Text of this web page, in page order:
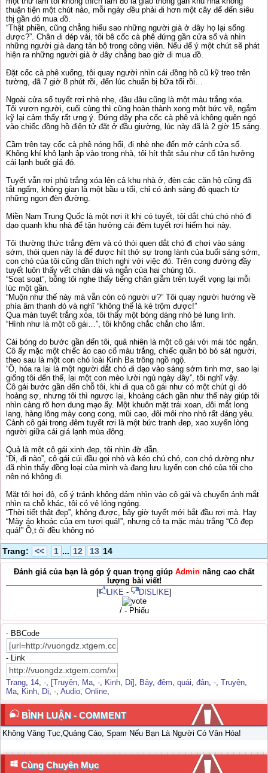
thuận tiện một chút nào, mỗi ngày đều phải đi hơn một cây để đến siêu
thị gần đó mua đồ.
“Thật phiền, cũng chẳng hiểu sao những người già ở đây họ lại sống
được?”. Chân đi dép vải, tôi bê cốc cà phê đứng gần cửa sổ và nhìn
những người già đang tản bộ trong công viên. Nếu để ý một chút sẽ phát
hiện ra những người già ở đây chẳng bao giờ đi mua đồ.
Đặt cốc cà phê xuống, tôi quay người nhìn cái đồng hồ cũ kỹ treo trên
tường, đã 7 giờ 8 phút rồi, đến lúc chuẩn bị bữa tối rồi…
Ngoài cửa sổ tuyết rơi nhè nhẹ, đâu đâu cũng là một màu trắng xóa.
Tôi vươn người, cuối cùng thì cũng hoàn thành xong một bức vẽ, ngắm
kỹ lại cảm thấy rất ưng ý. Đứng dậy pha cốc cà phê và không quên ngó
vào chiếc đồng hồ điện tử đặt ở đầu giường, lúc này đã là 2 giờ 15 sáng.
Cầm trên tay cốc cà phê nóng hổi, đi nhè nhẹ đến mở cánh cửa sổ.
Không khí khô lạnh ập vào trong nhà, tôi hít thật sâu như cố tận hưởng
cái lạnh buốt giá đó.
Tuyết vẫn rơi phủ trắng xóa lên cả khu nhà ở, đèn các căn hộ cũng đã
tắt ngấm, không gian là một bầu u tối, chỉ có ánh sáng đỏ quạch từ
những ngọn đèn đường.
Miền Nam Trung Quốc là một nơi ít khi có tuyết, tôi dắt chú chó nhỏ đi
dạo quanh khu nhà để tận hưởng cái đêm tuyết rơi hiếm hoi này.
Tôi thường thức trắng đêm và có thói quen dắt chó đi chơi vào sáng
sớm, thói quen này là để được hít thở sự trong lành của buổi sáng sớm,
con chó của tôi cũng dần thích nghi với việc đó. Trên cong đường đầy
tuyết luôn thấy vết chân dài và ngắn của hai chúng tôi.
“Soạt soạt”, bỗng tôi nghe thấy tiếng chân giẫm trên tuyết vọng lại mỗi
lúc một gần.
“Muộn như thế này mà vẫn còn có người ư?” Tôi quay người hướng về
phía âm thanh đó và nghĩ “không thể là kẻ trộm được!”
Qua màn tuyết trắng xóa, tôi thấy một bóng dáng nhỏ bé lung linh.
“Hình như là một cô gái…”, tôi không chắc chắn cho lắm.
Cái bóng đo bước gần đến tôi, quả nhiên là một cô gái với mái tóc ngắn.
Cô ấy mặc một chiếc áo cao cổ màu trắng, chiếc quần bò bó sát người,
theo sau là một con chó loài Kinh Ba trông ngồ ngộ.
“Ồ, hóa ra lại là một người dắt chó đi dạo vào sáng sớm tinh mơ, sao lại
giống tôi đến thế, lại một con mèo lười ngủ ngày đây”, tôi nghĩ vậy.
Cô gái bước gần đến chỗ tôi, khi đi qua cô gái như có một chút gì đó
hoảng sợ, nhưng tôi thì ngược lại, khoảng cách gần như thế này giúp tôi
nhìn càng rõ hơn dung mạo ấy. Một khuôn mặt trái xoan, đôi mắt long
lang, hàng lông mày cong cong, mũi cao, đôi môi nho nhỏ rất đáng yêu.
Cảnh cô gái trong đêm tuyết rơi là một bức tranh đep, xao xuyến lòng
người giữa cái giá lạnh mùa đông.
Quả là một cô gái xinh đẹp, tôi nhìn đờ đẫn.
“Đi, đi nào”, cô gái cúi đầu gọi nhỏ và kéo chú chó, con chó dường như
đã nhìn thấy đồng loại của mình và đang lưu luyến con chó của tôi cho
nên nó không đi.
Mặt tôi hơi đỏ, cố ý tránh không dám nhìn vào cô gái và chuyển ánh mắt
nhìn ra chỗ khác, tôi có vẻ lóng ngóng.
“Thời tiết thật đẹp”, không được, bây giờ tuyết mới bắt đầu rơi mà. Hay
“Mày áo khoác của em tươi quá!”, nhưng cô ta mặc màu trắng “Cô đẹp
quá!” Ồ,t ôi đều không nó
Trang: << 1 ... 12 13 14
Đánh giá của bạn là góp ý quan trọng giúp Admin nâng cao chất
lượng bài viết!
[
LIKE - DISLIKE]
/ - Phiếu
- BBCode
- Link
Trang, 14, -, [Truyện, Ma, -, Kinh, Dị] , Bảy, đêm, quái, đản, -, Truyện,
Ma, Kinh, Dị, -, Audio, Online,
BÌNH LUẬN - COMMENT
Không Văng Tục,Quảng Cáo, Spam Nếu Bạn Là Người Có Văn Hóa!
Cùng Chuyên Mục